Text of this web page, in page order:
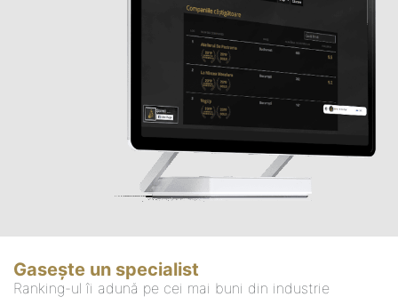
Gasește un specialist
Ranking-ul îi adună pe cei mai buni din industrie